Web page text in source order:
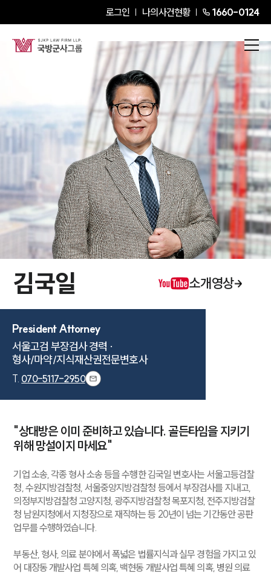
로그인 나의사건현황 1660-0124
김국일President Attorney
김국일 소개영상
President Attorney
서울고검 부장검사 경력 ·
형사/마약/지식재산권전문변호사
T. 070-5117-2950
"상대방은 이미 준비하고 있습니다. 골든타임을 지키기
위해 망설이지 마세요"
기업 소송, 각종 형사 소송 등을 수행한 김국일 변호사는 서울고등검찰
청, 수원지방검찰청, 서울중앙지방검찰청 등에서 부장검사를 지내고,
의정부지방검찰청 고양지청, 광주지방검찰청 목포지청, 전주지방검찰
청 남원지청에서 지청장으로 재직하는 등 20년이 넘는 기간동안 공판
업무를 수행하였습니다.
부동산, 형사, 의료 분야에서 폭넓은 법률지식과 실무 경험을 가지고 있
어 대장동 개발사업 특혜 의혹, 백현동 개발사업 특혜 의혹, 병원 의료